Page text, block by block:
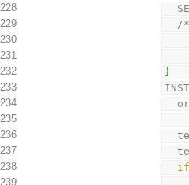
228
229
/
230
231
232
}
233
234
235
236
237
238
239